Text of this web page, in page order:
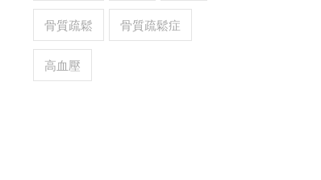
骨質疏鬆 骨質疏鬆症
高血壓